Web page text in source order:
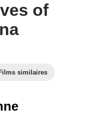
of
similaires